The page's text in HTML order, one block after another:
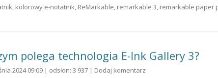
, kolorowy e-notatnik, ReMarkable, remarkable 3, remarkable paper
polega technologia E-Ink Gallery 3?
2024 09:09 | odsłon: 3 937 | Dodaj komentarz